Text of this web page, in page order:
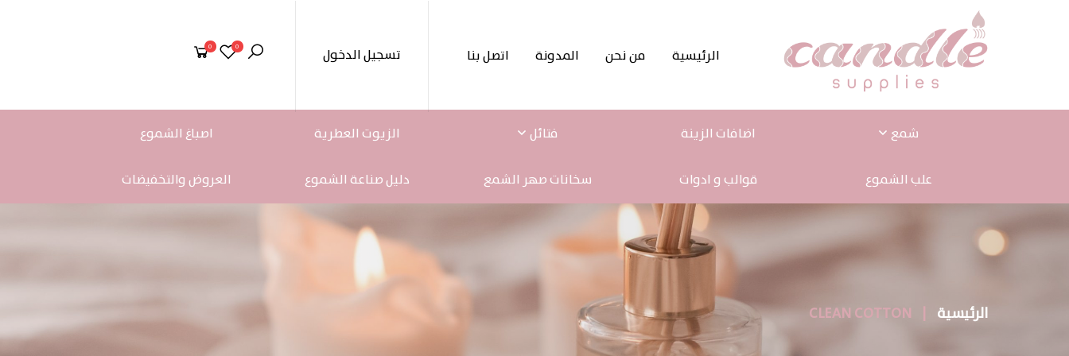
الرئيسية من نحن المدونة اتصل بنا تسجيل الدخول 0
0
شمع اضافات الزينة فتائل الزيوت العطرية اصباغ الشموع
علب الشموع قوالب و ادوات سخانات صهر الشمع دليل صناعة الشموع العروض والتخفيضات
الرئيسية |
CLEAN COTTON